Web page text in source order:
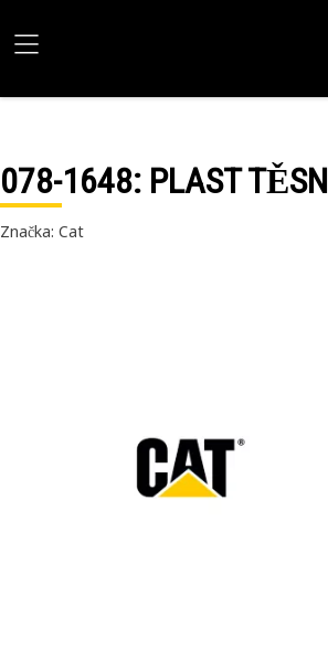
078-1648: PLAST TĚSN
Značka: Cat